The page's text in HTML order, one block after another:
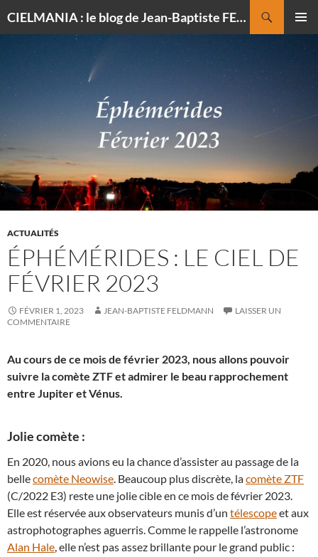
CIELMANIA : le blog de Jean-Baptiste FELDMANN, photographe du ciel
ACTUALITÉS
ÉPHÉMÉRIDES : LE CIEL DE
FÉVRIER 2023
FÉVRIER 1, 2023 JEAN-BAPTISTE FELDMANN
LAISSER UN
COMMENTAIRE
Au cours de ce mois de février 2023, nous allons pouvoir
suivre la comète ZTF et admirer le beau rapprochement
entre Jupiter et Vénus.
Jolie comète :
En 2020, nous avions eu la chance d’assister au passage de la
bellecomète Neowise. Beaucoup plus discrète, lacomète ZTF
(C/2022 E3) reste une jolie cible en ce mois de février 2023.
Elle est réservée aux observateurs munis d’un télescopeet aux
astrophotographes aguerris. Comme le rappelle l’astronome
Alan Hale, elle n’est pas assez brillante pour le grand public :